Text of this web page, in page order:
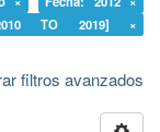
TO 2019] ×
filtros avanzados